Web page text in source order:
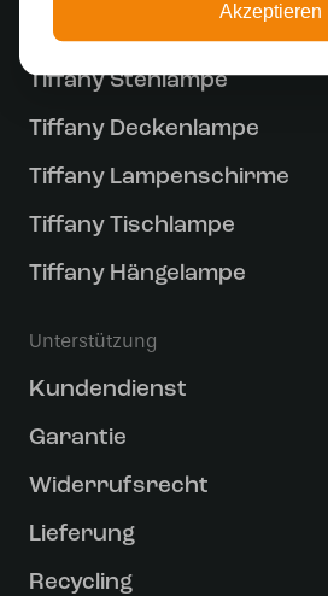
Tiffany Lampe
Tiffany Stehlampe
Tiffany Deckenlampe
Tiffany Lampenschirme
Tiffany Tischlampe
Tiffany Hängelampe
Unterstützung
Kundendienst
Garantie
Widerrufsrecht
Lieferung
Recycling
Akzeptieren